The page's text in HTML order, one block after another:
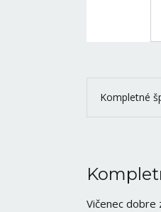
Kompletné
Vičenec dobre